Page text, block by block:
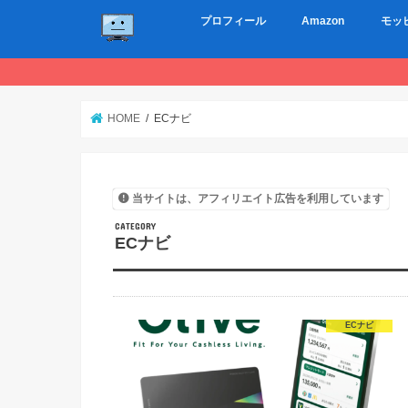
プロフィール Amazon モッ
HOME ECナビ
当サイトは、アフィリエイト広告を利用しています
ECナビ
ECナビ